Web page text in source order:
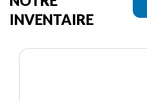
INVENTAIRE